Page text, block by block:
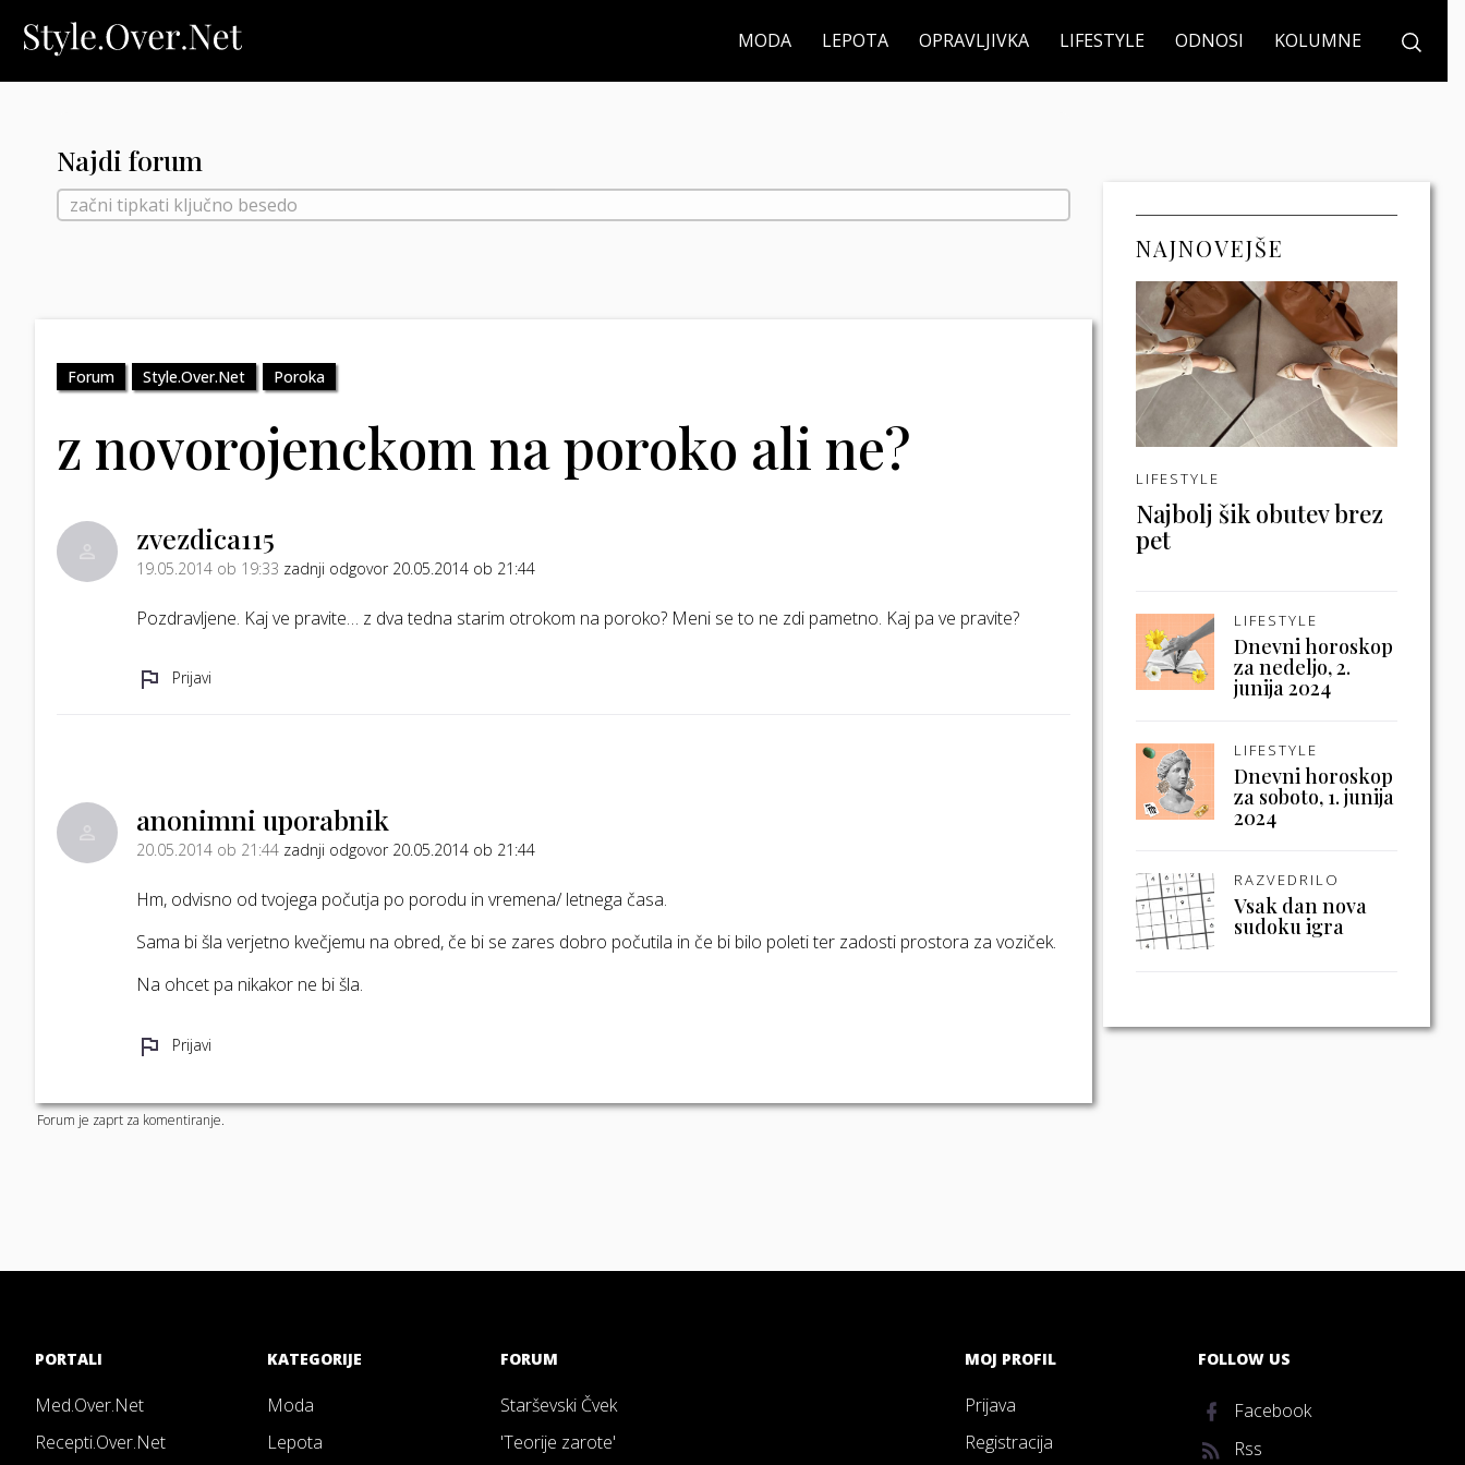
MODA LEPOTA OPRAVLJIVKA LIFESTYLE ODNOSI KOLUMNE
Najdi forum
Forum Style.Over.Net Poroka
z novorojenckom na poroko ali ne?
zvezdica115
19.05.2014 ob 19:33 zadnji odgovor 20.05.2014 ob 21:44
Pozdravljene. Kaj ve pravite… z dva tedna starim otrokom na poroko? Meni se to ne zdi pametno. Kaj pa ve pravite?
Prijavi
anonimni uporabnik
20.05.2014 ob 21:44 zadnji odgovor 20.05.2014 ob 21:44
Hm, odvisno od tvojega počutja po porodu in vremena/ letnega časa.
Sama bi šla verjetno kvečjemu na obred, če bi se zares dobro počutila in če bi bilo poleti ter zadosti prostora za voziček.
Na ohcet pa nikakor ne bi šla.
Prijavi
Forum je zaprt za komentiranje.
NAJNOVEJŠE
LIFESTYLE
Najbolj šik obutev brez
pet
LIFESTYLE
Dnevni horoskop
za nedeljo, 2.
junija 2024
LIFESTYLE
Dnevni horoskop
za soboto, 1. junija
2024
RAZVEDRILO
Vsak dan nova
sudoku igra
PORTALI
Med.Over.Net
Recepti.Over.Net
KATEGORIJE
Moda
Lepota
FORUM
Starševski Čvek
'Teorije zarote'
MOJ PROFIL
Prijava
Registracija
FOLLOW US
Facebook
Rss